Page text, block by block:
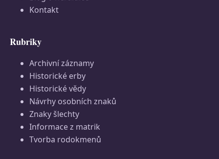
Kontakt
Rubriky
Archivní záznamy
Historické erby
Historické vědy
Návrhy osobních znaků
Znaky šlechty
Informace z matrik
Tvorba rodokmenů